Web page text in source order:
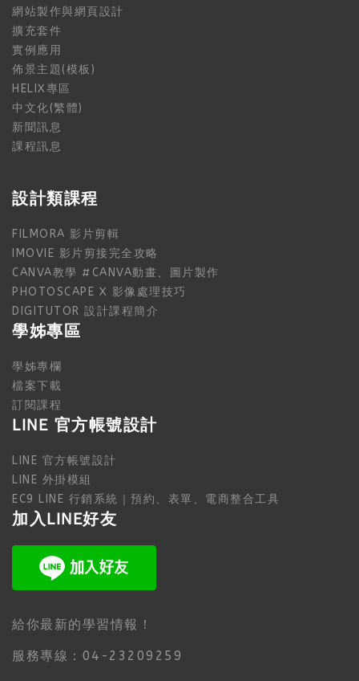
網站製作與網頁設計
擴充套件
實例應用
佈景主題(模板)
HELIX專區
中文化(繁體)
新聞訊息
課程訊息
設計類課程
FILMORA 影片剪輯
IMOVIE 影片剪接完全攻略
CANVA教學 #CANVA動畫、圖片製作
PHOTOSCAPE X 影像處理技巧
DIGITUTOR 設計課程簡介
學姊專區
學姊專欄
檔案下載
訂閱課程
LINE 官方帳號設計
LINE 官方帳號設計
LINE 外掛模組
EC9 LINE 行銷系統｜預約、表單、電商整合工具
加入LINE好友
給你最新的學習情報！
服務專線：04-23209259